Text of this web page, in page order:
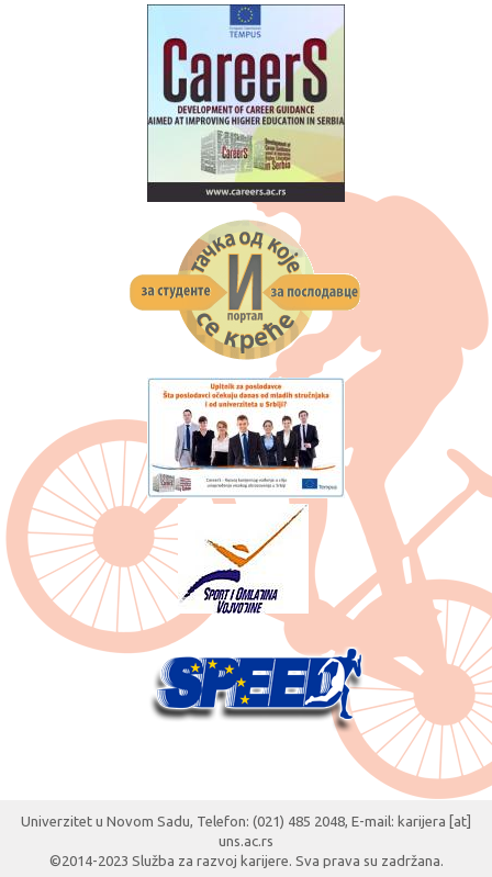
Univerzitet u Novom Sadu, Telefon: (021) 485 2048, E-mail: karijera [at]
uns.ac.rs
©2014-2023 Služba za razvoj karijere. Sva prava su zadržana.